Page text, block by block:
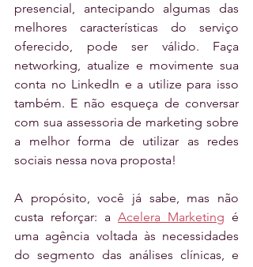
presencial, antecipando algumas das
melhores características do serviço
oferecido, pode ser válido. Faça
networking, atualize e movimente sua
conta no LinkedIn e a utilize para isso
também. E não esqueça de conversar
com sua assessoria de marketing sobre
a melhor forma de utilizar as redes
sociais nessa nova proposta!
A propósito, você já sabe, mas não
custa reforçar: a Acelera Marketing é
uma agência voltada às necessidades
do segmento das análises clínicas, e